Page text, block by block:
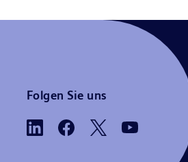
Folgen Sie uns